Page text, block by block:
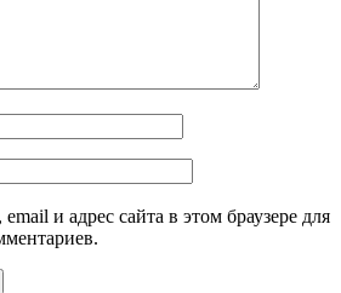
и адрес сайта в этом браузере для